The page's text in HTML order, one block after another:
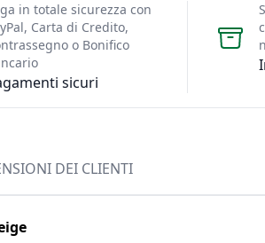
sicuri
in totale sicurezza con
Carta di Credito,
o Bonifico
DEI CLIENTI